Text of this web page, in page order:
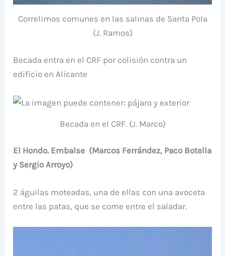
Correlimos comunes en las salinas de Santa Pola
(J. Ramos)
Becada entra en el CRF por colisión contra un
edificio en Alicante
Becada en el CRF. (J. Marco)
El Hondo. Embalse (Marcos Ferrández, Paco Botella
y Sergio Arroyo)
2 águilas moteadas, una de ellas con una avoceta
entre las patas, que se come entre el saladar.